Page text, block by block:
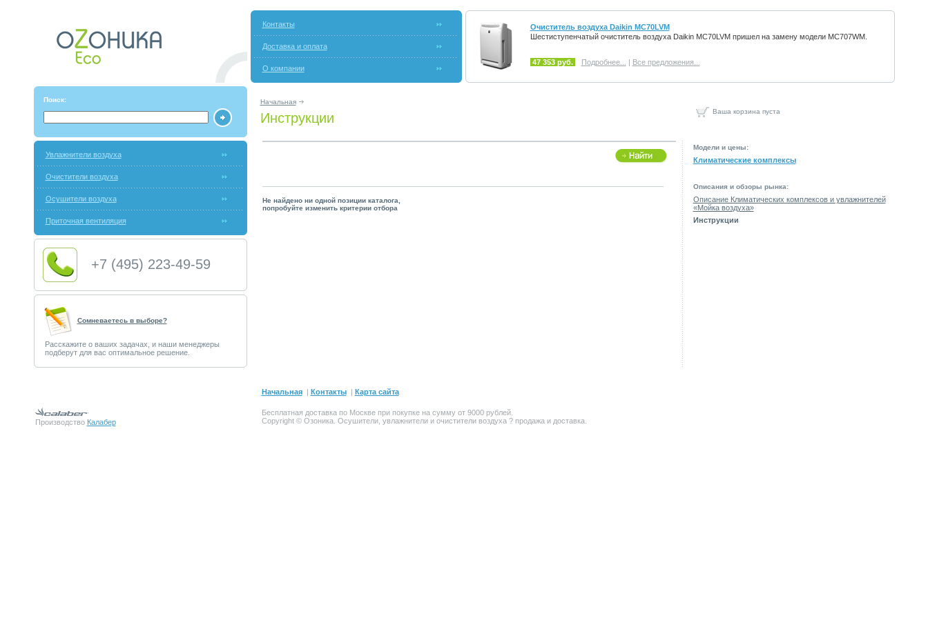
Контакты
Доставка и оплата
О компании
Очиститель воздуха Daikin MC70LVM
Шестиступенчатый очиститель воздуха Daikin MC70LVM пришел на замену модели MC707WM.
47 353 руб. Подробнее... | Все предложения...
Поиск: Начальная
Инструкции Ваша корзина пуста
Увлажнители воздуха
Очистители воздуха
Осушители воздуха
Приточная вентиляция
+7 (495) 223-49-59
Сомневаетесь в выборе?
Расскажите о ваших задачах, и наши менеджеры
подберут для вас оптимальное решение.
Не найдено ни одной позиции каталога,
попробуйте изменить критерии отбора
Модели и цены:
Климатические комплексы
Описания и обзоры рынка:
Описание Климатических комплексов и увлажнителей
«Мойка воздуха»
Инструкции
Начальная| Контакты| Карта сайта
Производство Калабер
Бесплатная доставка по Москве при покупке на сумму от 9000 рублей.
Copyright © Озоника. Осушители, увлажнители и очистители воздуха? продажа и доставка.